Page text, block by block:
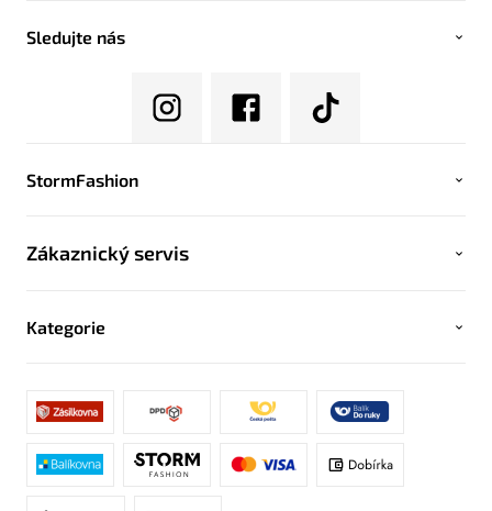
Sledujte nás
StormFashion
Zákaznický servis
Kategorie